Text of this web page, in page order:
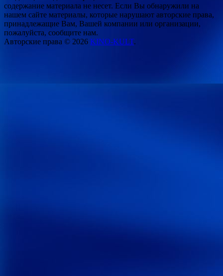
содержание материала не несет. Если Вы обнаружили на
нашем сайте материалы, которые нарушают авторские права,
принадлежащие Вам, Вашей компании или организации,
пожалуйста, сообщите нам.
Авторские права © 2026 KINO-KULT.